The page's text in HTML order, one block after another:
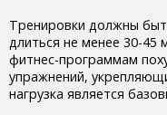
Тренировки должны
длиться не менее 30-45
фитнес-программам
упражнений,
нагрузка является